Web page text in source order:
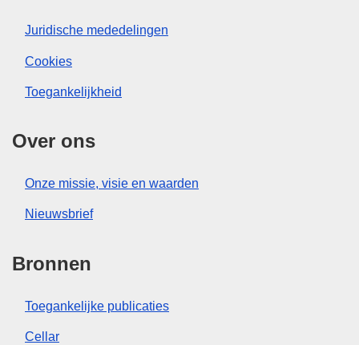
Juridische mededelingen
Cookies
Toegankelijkheid
Over ons
Onze missie, visie en waarden
Nieuwsbrief
Bronnen
Toegankelijke publicaties
Cellar